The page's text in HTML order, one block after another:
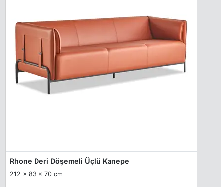
Rhone Deri Döşemeli Üçlü Kanepe
212 x 83 x 70 cm